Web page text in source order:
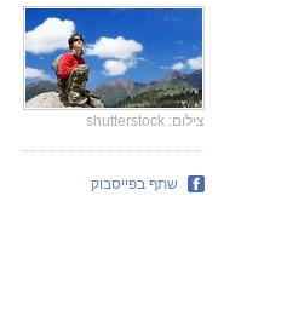
צילום: shutterstock
שתף בפייסבוק